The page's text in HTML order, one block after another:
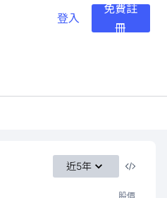
登入
免費註
冊
近5年